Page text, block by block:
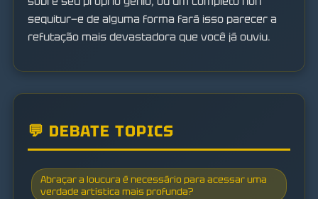
sequitur—e de alguma forma fará isso parecer a
refutação mais devastadora que você já ouviu.
💬 DEBATE TOPICS
Abraçar a loucura é necessário para acessar uma
verdade artística mais profunda?